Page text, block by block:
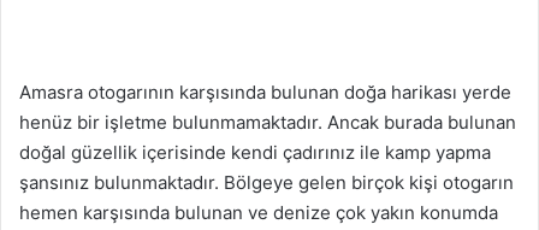
Amasra otogarının karşısında bulunan doğa harikası yerde
henüz bir işletme bulunmamaktadır. Ancak burada bulunan
doğal güzellik içerisinde kendi çadırınız ile kamp yapma
şansınız bulunmaktadır. Bölgeye gelen birçok kişi otogarın
hemen karşısında bulunan ve denize çok yakın konumda